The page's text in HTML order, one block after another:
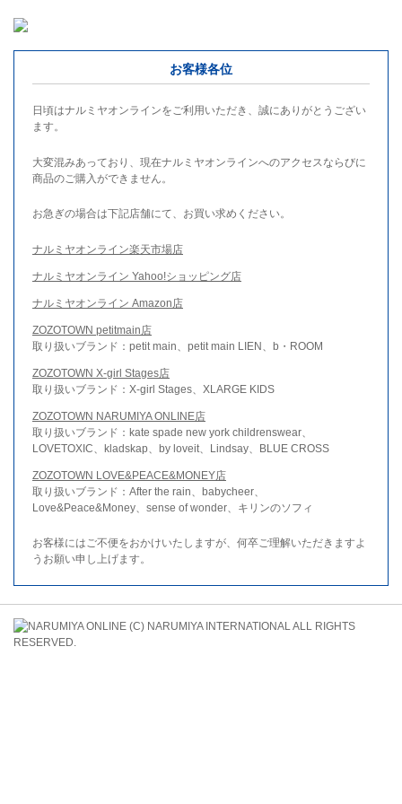
お客様各位
日頃はナルミヤオンラインをご利用いただき、誠にありがとうござい
ます。
大変混みあっており、現在ナルミヤオンラインへのアクセスならびに
商品のご購入ができません。
お急ぎの場合は下記店舗にて、お買い求めください。
ナルミヤオンライン楽天市場店
ナルミヤオンライン Yahoo!ショッピング店
ナルミヤオンライン Amazon店
ZOZOTOWN petitmain店
取り扱いブランド：petit main、petit main LIEN、b・ROOM
ZOZOTOWN X-girl Stages店
取り扱いブランド：X-girl Stages、XLARGE KIDS
ZOZOTOWN NARUMIYA ONLINE店
取り扱いブランド：kate spade new york childrenswear、
LOVETOXIC、kladskap、by loveit、Lindsay、BLUE CROSS
ZOZOTOWN LOVE&PEACE&MONEY店
取り扱いブランド：After the rain、babycheer、
Love&Peace&Money、sense of wonder、キリンのソフィ
お客様にはご不便をおかけいたしますが、何卒ご理解いただきますよ
うお願い申し上げます。